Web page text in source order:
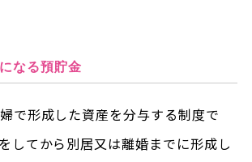
なる預貯金
で形成した資産を分与する制度で
してから別居又は離婚までに形成し